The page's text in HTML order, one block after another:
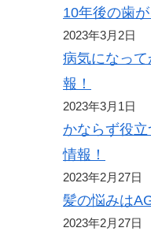
10年後の歯
2023年3月2日
病気になっ
報！
2023年3月1日
かならず役
情報！
2023年2月27日
髪の悩みは
2023年2月27日